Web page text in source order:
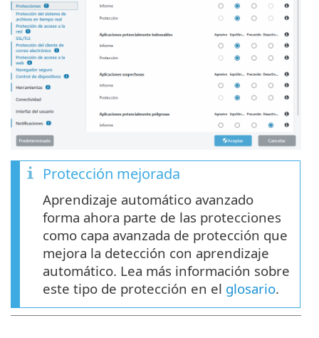
Protección mejorada
Aprendizaje automático avanzado
forma ahora parte de las protecciones
como capa avanzada de protección que
mejora la detección con aprendizaje
automático. Lea más información sobre
este tipo de protección en el glosario.